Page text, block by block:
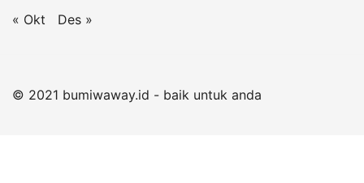
« Okt Des »
© 2021 bumiwaway.id - baik untuk anda